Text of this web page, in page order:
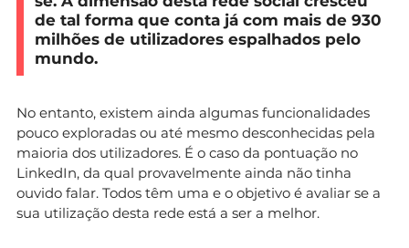
de tal forma que conta já com mais de 930
milhões de utilizadores espalhados pelo
mundo.
No entanto, existem ainda algumas funcionalidades
pouco exploradas ou até mesmo desconhecidas pela
maioria dos utilizadores. É o caso da pontuação no
LinkedIn, da qual provavelmente ainda não tinha
ouvido falar. Todos têm uma e o objetivo é avaliar se a
sua utilização desta rede está a ser a melhor.